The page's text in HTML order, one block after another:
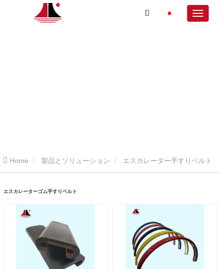
Home 製品とソリューション エスカレーター手すりベルト
エスカレーターゴム手すりベルト